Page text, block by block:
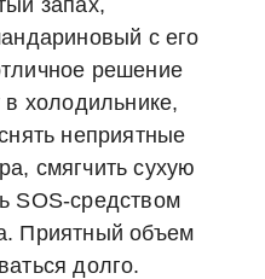
запах,
с его
решение
холодильнике,
неприятные
смягчить сухую
SOS-средством
Приятный объем
долго.